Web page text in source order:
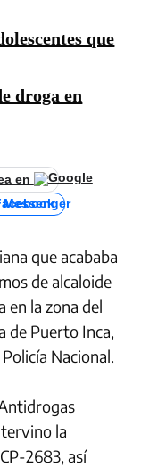
que
droga en
en
que acababa
de alcaloide
en la zona del
de Puerto Inca,
Nacional.
la
2683, así